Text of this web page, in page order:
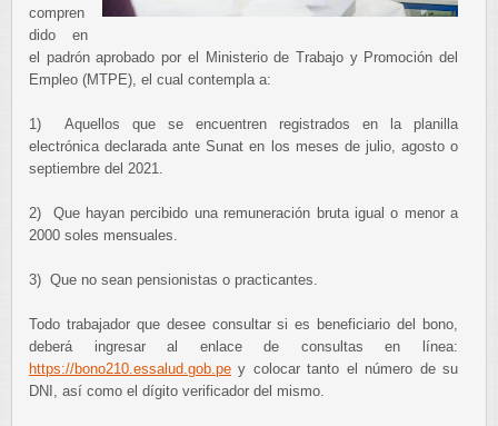
compren
dido en
el padrón aprobado por el Ministerio de Trabajo y Promoción del
Empleo (MTPE), el cual contempla a:
1) Aquellos que se encuentren registrados en la planilla
electrónica declarada ante Sunat en los meses de julio, agosto o
septiembre del 2021.
2) Que hayan percibido una remuneración bruta igual o menor a
2000 soles mensuales.
3) Que no sean pensionistas o practicantes.
Todo trabajador que desee consultar si es beneficiario del bono,
deberá ingresar al enlace de consultas en línea:
https://bono210.essalud.gob.pe y colocar tanto el número de su
DNI, así como el dígito verificador del mismo.